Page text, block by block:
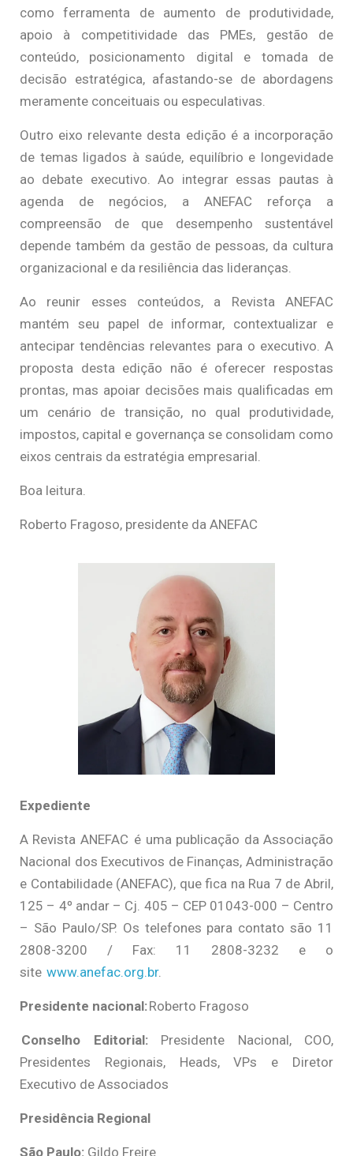
como ferramenta de aumento de produtividade,
apoio à competitividade das PMEs, gestão de
conteúdo, posicionamento digital e tomada de
decisão estratégica, afastando-se de abordagens
meramente conceituais ou especulativas.
Outro eixo relevante desta edição é a incorporação
de temas ligados à saúde, equilíbrio e longevidade
ao debate executivo. Ao integrar essas pautas à
agenda de negócios, a ANEFAC reforça a
compreensão de que desempenho sustentável
depende também da gestão de pessoas, da cultura
organizacional e da resiliência das lideranças.
Ao reunir esses conteúdos, a Revista ANEFAC
mantém seu papel de informar, contextualizar e
antecipar tendências relevantes para o executivo. A
proposta desta edição não é oferecer respostas
prontas, mas apoiar decisões mais qualificadas em
um cenário de transição, no qual produtividade,
impostos, capital e governança se consolidam como
eixos centrais da estratégia empresarial.
Boa leitura.
Roberto Fragoso, presidente da ANEFAC
Expediente
A Revista ANEFAC é uma publicação da Associação
Nacional dos Executivos de Finanças, Administração
e Contabilidade (ANEFAC), que fica na Rua 7 de Abril,
125 – 4º andar – Cj. 405 – CEP 01043-000 – Centro
– São Paulo/SP. Os telefones para contato são 11
2808-3200 / Fax: 11 2808-3232 e o
site www.anefac.org.br.
Presidente nacional:Roberto Fragoso
Conselho Editorial:Presidente Nacional, COO,
Presidentes Regionais, Heads, VPs e Diretor
Executivo de Associados
Presidência Regional
São Paulo: Gildo Freire